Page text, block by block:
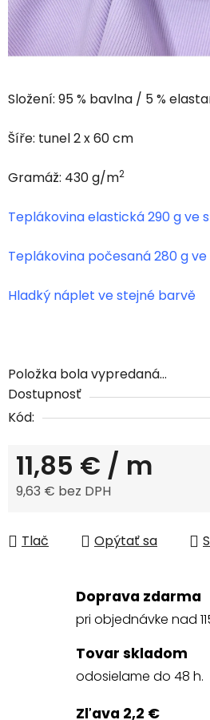
Složení: 95 % bavlna / 5 %
Šíře: tunel 2 x 60 cm
Gramáž: 430 g/m2
Teplákovina elastická 290 g ve
Teplákovina počesaná 280 g
Hladký náplet ve stejné barvě
Položka bola vypredaná…
Dostupnosť
Kód:
11,85 € / m
9,63 € bez DPH
Tlač
Opýtať sa
Doprava zdarma
pri objednávke nad
Tovar skladom
odosielame do 48 h.
Zľava 2,2 €